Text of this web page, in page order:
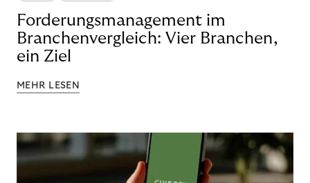
Forderungsmanagement im
Branchenvergleich: Vier Branchen,
ein Ziel
MEHR LESEN